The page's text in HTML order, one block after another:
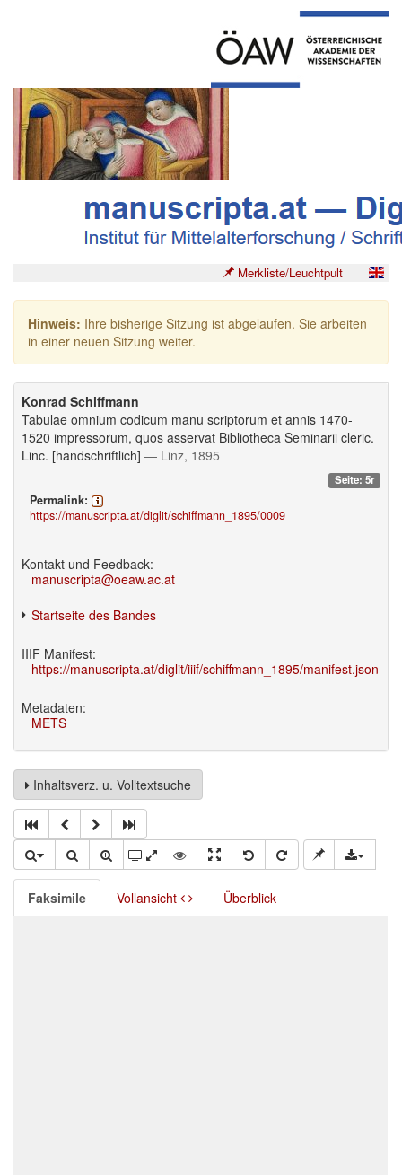
Merkliste/Leuchtpult
Hinweis: Ihre bisherige Sitzung ist abgelaufen. Sie arbeiten
in einer neuen Sitzung weiter.
Konrad Schiffmann
Tabulae omnium codicum manu scriptorum et annis 1470-
1520 impressorum, quos asservat Bibliotheca Seminarii cleric.
Linc. [handschriftlich] — Linz, 1895
Seite: 5r
Permalink:
https://manuscripta.at/diglit/schiffmann_1895/0009
Kontakt und Feedback:
manuscripta@oeaw.ac.at
Startseite des Bandes
IIIF Manifest:
https://manuscripta.at/diglit/iiif/schiffmann_1895/manifest.json
Metadaten:
METS
Inhaltsverz. u. Volltextsuche
Faksimile Vollansicht Überblick